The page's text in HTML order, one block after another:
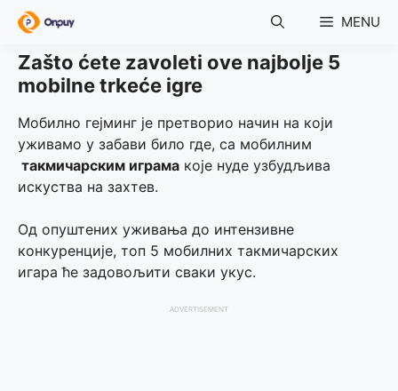
Skip
content
MENU
Zašto ćete zavoleti ove najbolje 5
mobilne trkeće igre
Мобилно гејминг је претворио начин на који
уживамо у забави било где, са мобилним
такмичарским играма које нуде узбудљива
искуства на захтев.
Од опуштених уживања до интензивне
конкуренције, топ 5 мобилних такмичарских
игара ће задовољити сваки укус.
ADVERTISEMENT